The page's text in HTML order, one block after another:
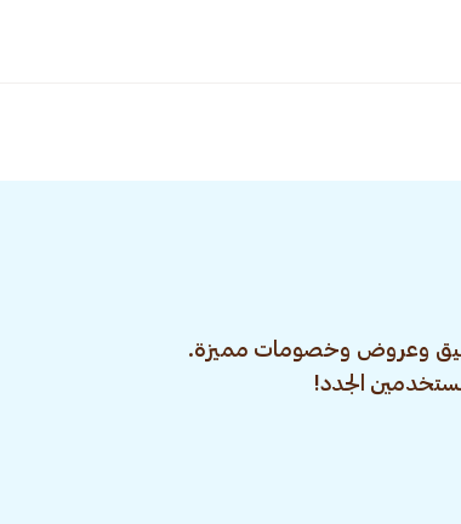
وعروض وخصومات مميزة.
الجدد!